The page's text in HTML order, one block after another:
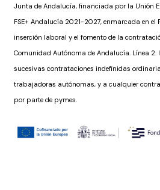
Junta de Andalucía, financiada por la Unión
FSE+ Andalucía 2021-2027, enmarcada en el
inserción laboral y el fomento de la
Comunidad Autónoma de Andalucía. Línea 2.
sucesivas contrataciones indefinidas
trabajadoras autónomas, y a cualquier
por parte de pymes.